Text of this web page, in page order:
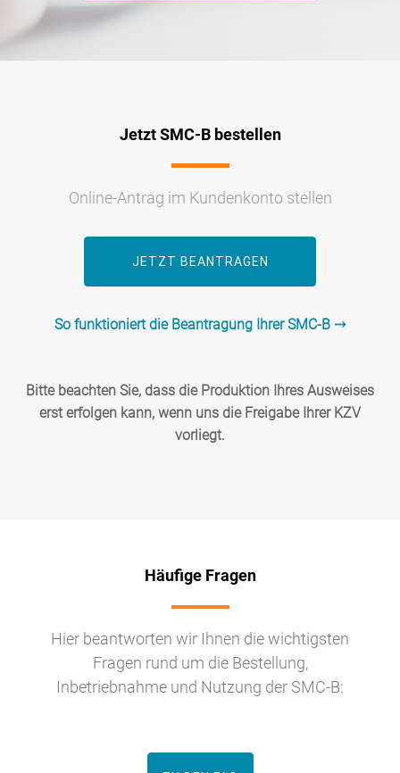
Jetzt SMC-B bestellen
Online-Antrag im Kundenkonto stellen
JETZT BEANTRAGEN
So funktioniert die Beantragung Ihrer SMC-B ⤏
Bitte beachten Sie, dass die Produktion Ihres Ausweises
erst erfolgen kann, wenn uns die Freigabe Ihrer KZV
vorliegt.
Häufige Fragen
Hier beantworten wir Ihnen die wichtigsten
Fragen rund um die Bestellung,
Inbetriebnahme und Nutzung der SMC-B: